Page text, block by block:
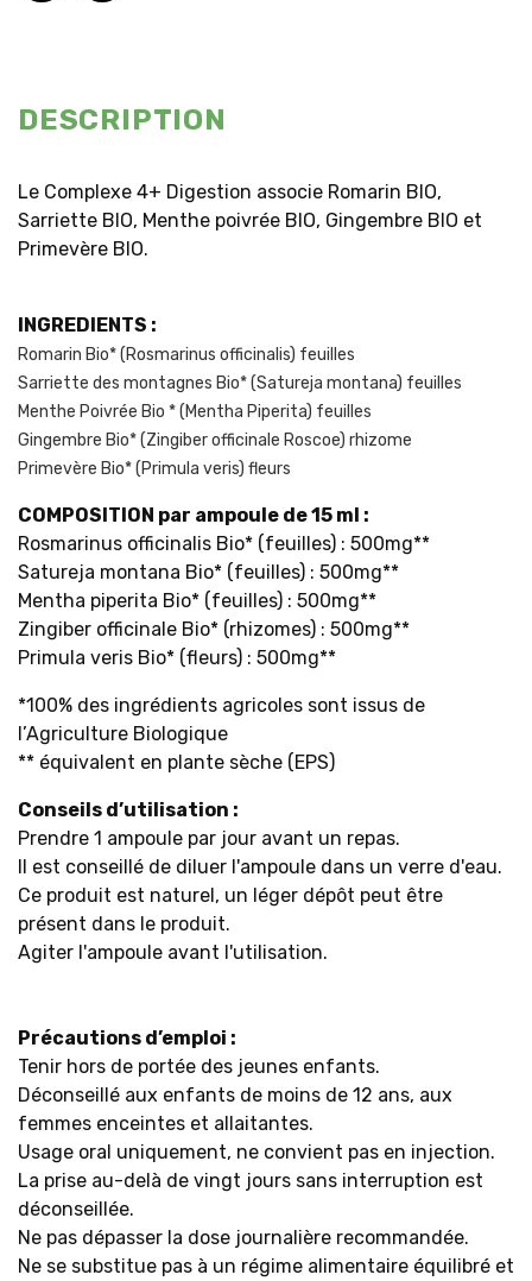
DESCRIPTION
Le Complexe 4+ Digestion associe Romarin BIO,
Sarriette BIO, Menthe poivrée BIO, Gingembre BIO et
Primevère BIO.
INGREDIENTS :
Romarin Bio* (Rosmarinus officinalis) feuilles
Sarriette des montagnes Bio* (Satureja montana) feuilles
Menthe Poivrée Bio * (Mentha Piperita) feuilles
Gingembre Bio* (Zingiber officinale Roscoe) rhizome
Primevère Bio* (Primula veris) fleurs
COMPOSITION par ampoule de 15 ml :
Rosmarinus officinalis Bio* (feuilles) : 500mg**
Satureja montana Bio* (feuilles) : 500mg**
Mentha piperita Bio* (feuilles) : 500mg**
Zingiber officinale Bio* (rhizomes) : 500mg**
Primula veris Bio* (fleurs) : 500mg**
*100% des ingrédients agricoles sont issus de
l’Agriculture Biologique
** équivalent en plante sèche (EPS)
Conseils d’utilisation :
Prendre 1 ampoule par jour avant un repas.
Il est conseillé de diluer l'ampoule dans un verre d'eau.
Ce produit est naturel, un léger dépôt peut être
présent dans le produit.
Agiter l'ampoule avant l'utilisation.
Précautions d’emploi :
Tenir hors de portée des jeunes enfants.
Déconseillé aux enfants de moins de 12 ans, aux
femmes enceintes et allaitantes.
Usage oral uniquement, ne convient pas en injection.
La prise au-delà de vingt jours sans interruption est
déconseillée.
Ne pas dépasser la dose journalière recommandée.
Ne se substitue pas à un régime alimentaire équilibré et